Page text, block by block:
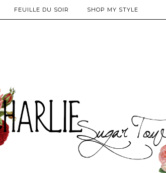
FEUILLE DU SOIR SHOP MY STYLE